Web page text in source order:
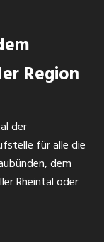
einem breiten
und
neusten
Region
der
für alle die
dem
Rheintal oder